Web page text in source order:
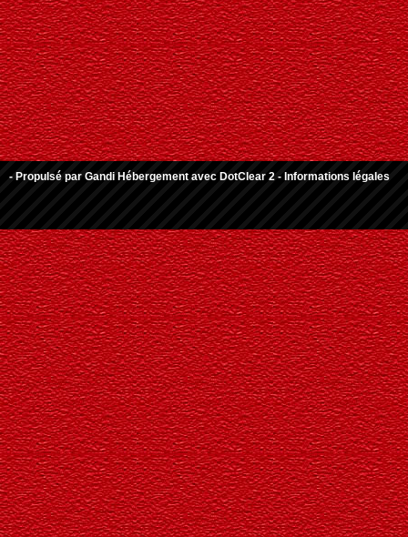
- Propulsé par Gandi Hébergement avec DotClear 2 - Informations légales